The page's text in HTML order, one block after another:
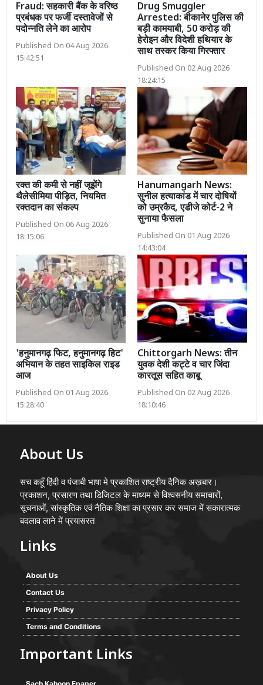
Fraud: सहकारी बैंक के वरिष्ठ
प्रबंधक पर फर्जी दस्तावेजों से
पदोन्नति लेने का आरोप
Published On 04 Aug 2026
15:42:51
Drug Smuggler
Arrested: बीकानेर पुलिस की
बड़ी कामयाबी, 50 करोड़ की
हेरोइन और विदेशी हथियार के
साथ तस्कर किया गिरफ्तार
Published On 02 Aug 2026
18:24:15
रक्त की कमी से नहीं जूझेंगे
थैलेसीमिया पीड़ित, नियमित
रक्तदान का संकल्प
Published On 06 Aug 2026
18:15:06
Hanumangarh News:
सुनील हत्याकांड में चार दोषियों
को उम्रकैद, एडीजे कोर्ट-2 ने
सुनाया फैसला
Published On 01 Aug 2026
14:43:04
'हनुमानगढ़ फिट, हनुमानगढ़ हिट'
अभियान के तहत साइकिल राइड
आज
Published On 01 Aug 2026
15:28:40
Chittorgarh News: तीन
युवक देशी कट्टे व चार जिंदा
कारतूस सहित काबू
Published On 02 Aug 2026
18:10:46
About Us
सच कहूँ हिंदी व पंजाबी भाषा मे प्रकाशित राष्ट्रीय दैनिक अख़बार।
प्रकाशन, प्रसारण तथा डिजिटल के माध्यम से विश्वसनीय समाचारों,
सूचनाओं, सांस्कृतिक एवं नैतिक शिक्षा का प्रसार कर समाज में सकारात्मक
बदलाव लाने में प्रयासरत
Links
About Us
Contact Us
Privacy Policy
Terms and Conditions
Important Links